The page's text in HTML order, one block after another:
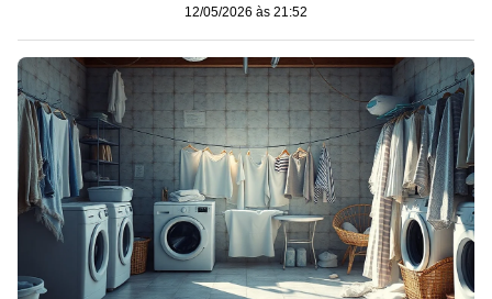
12/05/2026 às 21:52